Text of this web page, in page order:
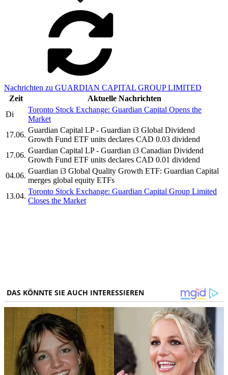
Nachrichten zu GUARDIAN CAPITAL GROUP LIMITED
Zeit
Aktuelle Nachrichten
Di
Toronto Stock Exchange: Guardian Capital Opens the
Market
17.06.
Guardian Capital LP - Guardian i3 Global Dividend
Growth Fund ETF units declares CAD 0.03 dividend
17.06.
Guardian Capital LP - Guardian i3 Canadian Dividend
Growth Fund ETF units declares CAD 0.01 dividend
04.06.
Guardian i3 Global Quality Growth ETF: Guardian Capital
merges global equity ETFs
13.04.
Toronto Stock Exchange: Guardian Capital Group Limited
Closes the Market